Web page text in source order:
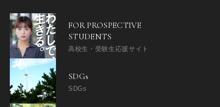
FOR PROSPECTIVE
STUDENTS
高校生・受験生応援サイト
SDGs
SDGs